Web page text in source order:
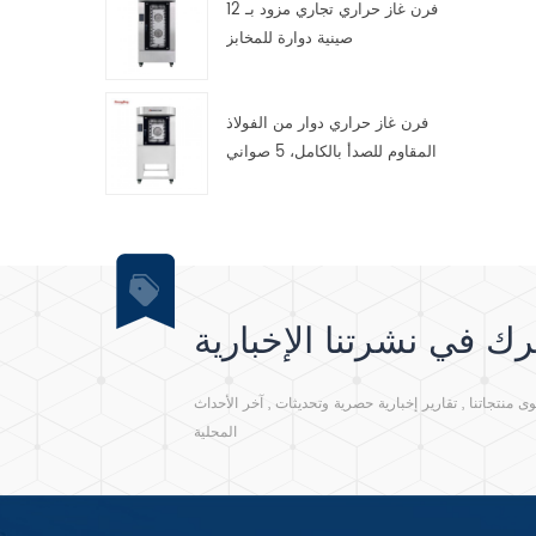
فرن غاز حراري تجاري مزود بـ 12
صينية دوارة للمخابز
فرن غاز حراري دوار من الفولاذ
المقاوم للصدأ بالكامل، 5 صواني
في نشرتنا الإخبارية
, تقارير إخبارية حصرية وتحديثات , آخر الأحداث
المحلية